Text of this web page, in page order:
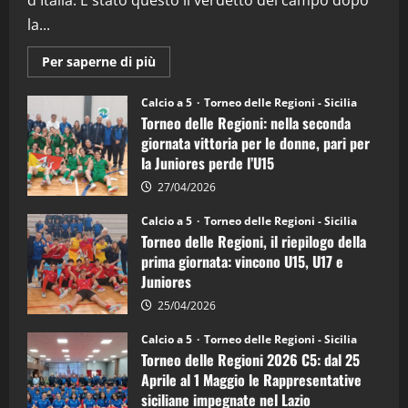
la...
Per saperne di più
informazioni
Torneo
delle
Regioni
di
calcio
a
5:
la
Juniores
è
vicecampione
d’Italia
Calcio a 5 Torneo delle Regioni - Sicilia
Torneo delle Regioni: nella seconda
giornata vittoria per le donne, pari per
la Juniores perde l’U15
27/04/2026
Calcio a 5 Torneo delle Regioni - Sicilia
Torneo delle Regioni, il riepilogo della
prima giornata: vincono U15, U17 e
Juniores
25/04/2026
Calcio a 5 Torneo delle Regioni - Sicilia
Torneo delle Regioni 2026 C5: dal 25
Aprile al 1 Maggio le Rappresentative
siciliane impegnate nel Lazio